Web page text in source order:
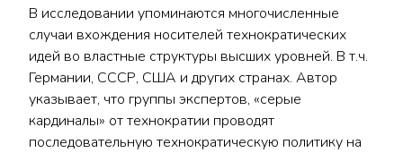
В исследовании упоминаются многочисленные
случаи вхождения носителей технократических
идей во властные структуры высших уровней. В т.ч.
Германии, СССР, США и других странах. Автор
указывает, что группы экспертов, «серые
кардиналы» от технократии проводят
последовательную технократическую политику на